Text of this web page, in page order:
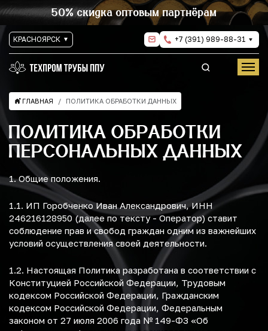
50% скидка оптовым партнёрам
КРАСНОЯРСК +7 (391) 989-88-31
ГЛАВНАЯ ПОЛИТИКА ОБРАБОТКИ ДАННЫХ
ПОЛИТИКА ОБРАБОТКИ
ПЕРСОНАЛЬНЫХ ДАННЫХ
1. Общие положения.
1.1. ИП Горобченко Иван Александрович, ИНН
246216128950 (далее по тексту - Оператор) ставит
соблюдение прав и свобод граждан одним из важнейших
условий осуществления своей деятельности.
1.2. Настоящая Политика разработана в соответствии с
Конституцией Российской Федерации, Трудовым
кодексом Российской Федерации, Гражданским
кодексом Российской Федерации, Федеральным
законом от 27 июля 2006 года № 149-ФЗ «Об